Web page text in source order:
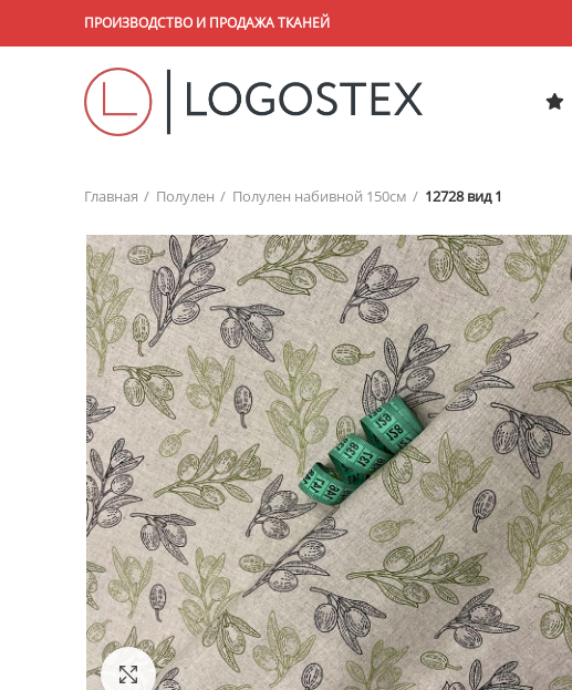
ПРОИЗВОДСТВО И ПРОДАЖА ТКАНЕЙ
Главная Полулен Полулен набивной 150см 12728 вид 1
Нажмите, чтобы увеличить